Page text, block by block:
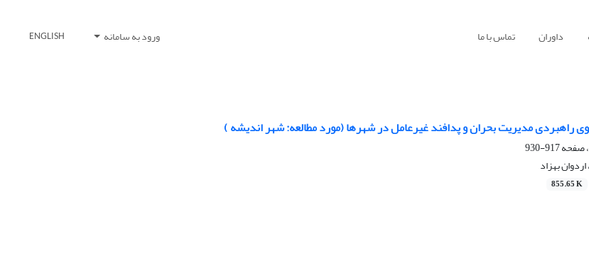
داوران تماس با ما ورود به سامانه ENGLISH
راهبردی مدیریت بحران و پدافند غیرعامل در شهرها (مورد مطالعه: شهر اندیشه )
917-930
بهزاد
855.65 K